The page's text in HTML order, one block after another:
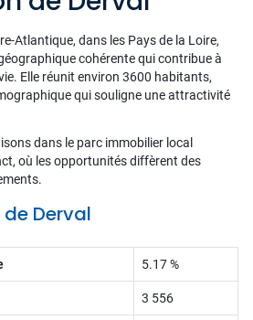
Atlantique, dans les Pays de la Loire,
cohérente qui contribue à
Elle réunit environ 3600 habitants,
qui souligne une attractivité
dans le parc immobilier local
où les opportunités diffèrent des
Derval
5.17 %
3 556